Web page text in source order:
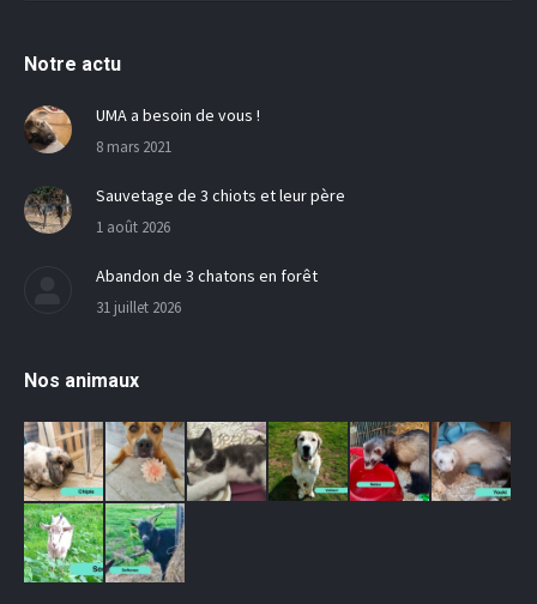
Notre actu
UMA a besoin de vous !
8 mars 2021
Sauvetage de 3 chiots et leur père
1 août 2026
Abandon de 3 chatons en forêt
31 juillet 2026
Nos animaux